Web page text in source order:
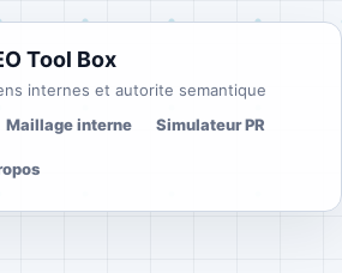
Tool Box
internes et autorite semantique
Maillage interne Simulateur PR